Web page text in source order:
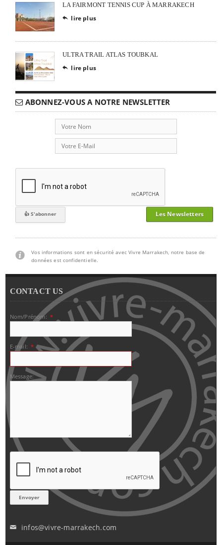
LA FAIRMONT TENNIS CUP À MARRAKECH
 lire plus
ULTRA TRAIL ATLAS TOUBKAL
 lire plus
ABONNEZ-VOUS A NOTRE NEWSLETTER
Les Newsletters
Vos informations sont en sécurité avec Vivre Marrakech, notre base de
données est confidentielle.
CONTACT US
Nom/Prénom: *
E-mail: *
Message:
✉ infos@vivre-marrakech.com